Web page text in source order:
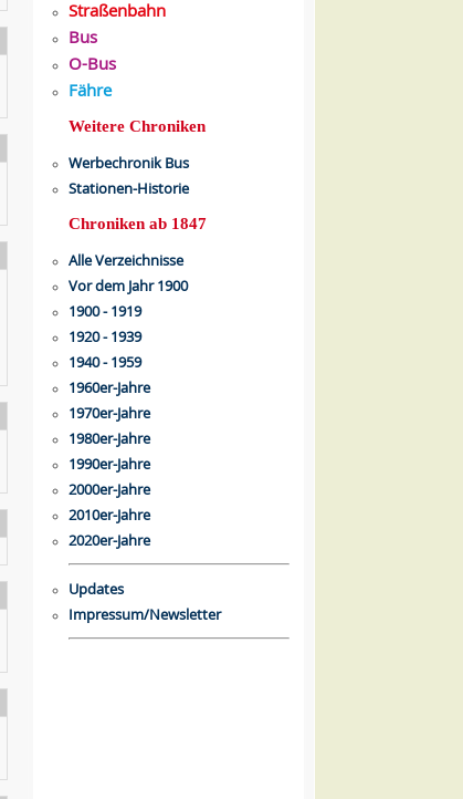
Straßenbahn
Bus
O-Bus
Fähre
Weitere Chroniken
Werbechronik Bus
Stationen-Historie
Chroniken ab 1847
Alle Verzeichnisse
Vor dem Jahr 1900
1900 - 1919
1920 - 1939
1940 - 1959
1960er-Jahre
1970er-Jahre
1980er-Jahre
1990er-Jahre
2000er-Jahre
2010er-Jahre
2020er-Jahre
Updates
Impressum/Newsletter